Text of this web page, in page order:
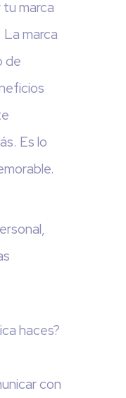
marca
marca
de
Es lo
haces?
con